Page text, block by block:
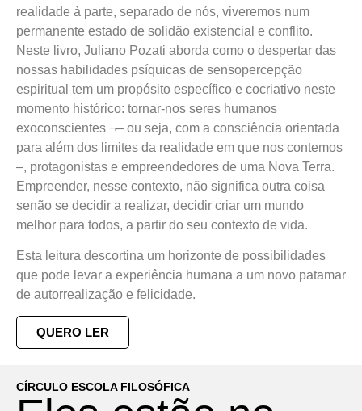
realidade à parte, separado de nós, viveremos num
permanente estado de solidão existencial e conflito.
Neste livro, Juliano Pozati aborda como o despertar das
nossas habilidades psíquicas de sensopercepção
espiritual tem um propósito específico e cocriativo neste
momento histórico: tornar-nos seres humanos
exoconscientes ¬– ou seja, com a consciência orientada
para além dos limites da realidade em que nos contemos
–, protagonistas e empreendedores de uma Nova Terra.
Empreender, nesse contexto, não significa outra coisa
senão se decidir a realizar, decidir criar um mundo
melhor para todos, a partir do seu contexto de vida.
Esta leitura descortina um horizonte de possibilidades
que pode levar a experiência humana a um novo patamar
de autorrealização e felicidade.
QUERO LER
CÍRCULO ESCOLA FILOSÓFICA